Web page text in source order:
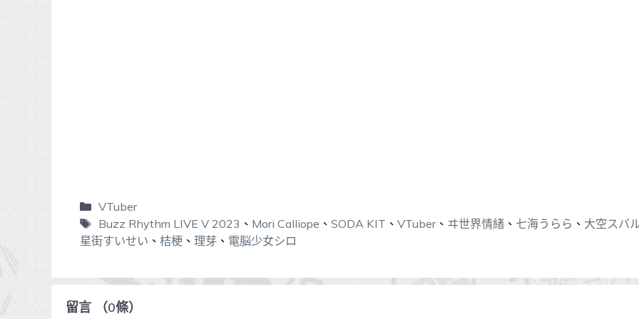
VTuber
Buzz Rhythm LIVE V 2023 、 Mori Calliope 、 SODA KIT 、 VTuber、 ヰ世界情緒、 七海うらら 、 大空スバ
星街すいせい 、 桔梗 、 理芽 、 電脳少女シロ
留言 （0條）